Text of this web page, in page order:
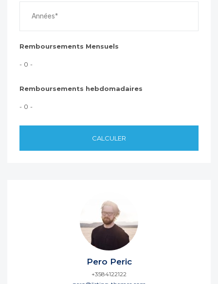
Remboursements Mensuels
- 0 -
Remboursements hebdomadaires
- 0 -
CALCULER
Pero Peric
+3584122122